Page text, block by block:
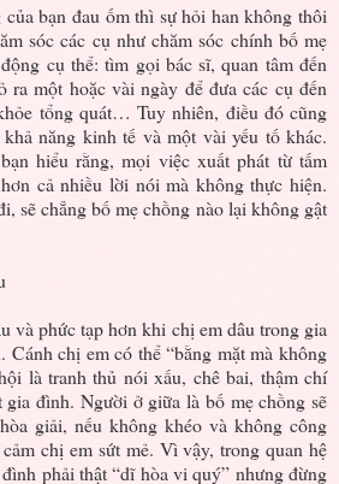
bạn đau ốm thì sự hỏi han không thôi
sóc các cụ như chăm sóc chính bố mẹ
cụ thể: tìm gọi bác sĩ, quan tâm đến
ra một hoặc vài ngày để đưa các cụ đến
tổng quát… Tuy nhiên, điều đó cũng
năng kinh tế và một vài yếu tố khác.
hiểu rằng, mọi việc xuất phát từ tấm
cả nhiều lời nói mà không thực hiện.
sẽ chẳng bố mẹ chồng nào lại không gật
và phức tạp hơn khi chị em dâu trong gia
Cánh chị em có thể “bằng mặt mà không
là tranh thủ nói xấu, chê bai, thậm chí
gia đình. Người ở giữa là bố mẹ chồng sẽ
giải, nếu không khéo và không công
chị em sứt mẻ. Vì vậy, trong quan hệ
phải thật “dĩ hòa vi quý” nhưng đừng